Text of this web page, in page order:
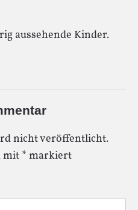
aussehende Kinder.
nicht veröffentlicht.
mit * markiert